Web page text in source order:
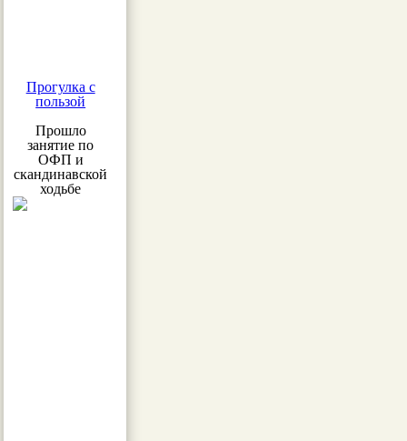
Прогулка с
пользой
Прошло
занятие по
ОФП и
скандинавской
ходьбе